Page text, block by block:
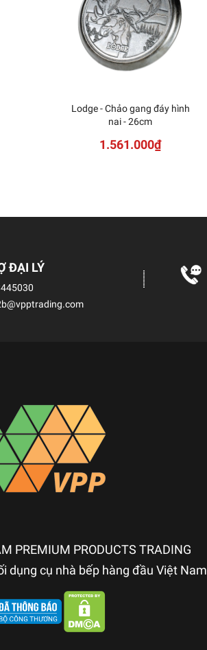
Lodge - Chảo gang đáy hình
nai - 26cm
1.561.000₫
ĐẠI LÝ
PREMIUM PRODUCTS TRADING
dụng cụ nhà bếp hàng đầu Việt Nam